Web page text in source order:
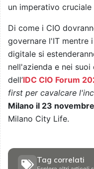
un imperativo cruciale
Di come i CIO
governare l'IT mentre
digitale si
nell'azienda e nei
dell’IDC CIO Forum
first per cavalcare
Milano il 23 novembre
Milano City Life.
Tag correlati